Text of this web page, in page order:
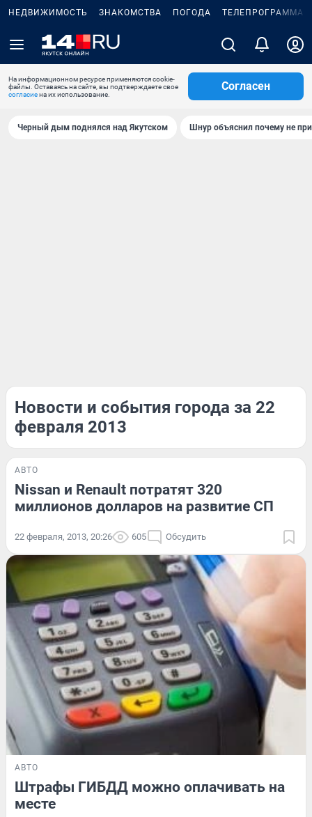
НЕДВИЖИМОСТЬ ЗНАКОМСТВА ПОГОДА ТЕЛЕПРОГРАММА
На информационном ресурсе применяются cookie-
файлы. Оставаясь на сайте, вы подтверждаете свое
согласиена их использование.
Согласен
Черный дым поднялся над Якутском Шнур объяснил почему не
Новости и события города за 22
февраля 2013
АВТО
Nissan и Renault потратят 320
миллионов долларов на развитие СП
22 февраля, 2013, 20:26 605 Обсудить
АВТО
Штрафы ГИБДД можно оплачивать на
месте